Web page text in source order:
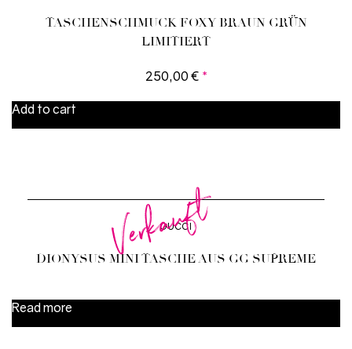
TASCHENSCHMUCK FOXY BRAUN GRÜN
LIMITIERT
250,00 € *
Add to cart
Verkauft
GUCCI
DIONYSUS MINI TASCHE AUS GG SUPREME
Read more